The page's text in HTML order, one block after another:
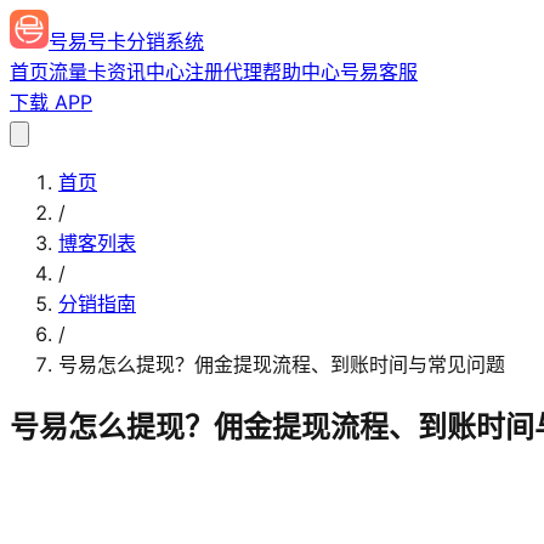
号易号卡分销系统
首页流量卡资讯中心注册代理帮助中心号易客服
下载 APP
首页
/
博客列表
/
分销指南
/
号易怎么提现？佣金提现流程、到账时间与常见问题
号易怎么提现？佣金提现流程、到账时